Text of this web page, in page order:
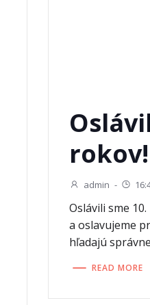
rokov!
admin -
Oslávili sme
a oslavujeme
hľadajú
READ MORE